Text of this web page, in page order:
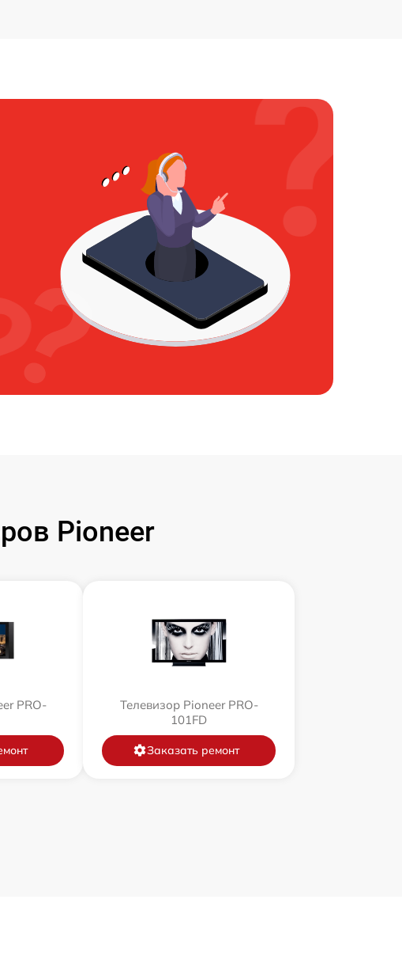
Pioneer
PRO-
Телевизор Pioneer PRO-
101FD
Заказать ремонт